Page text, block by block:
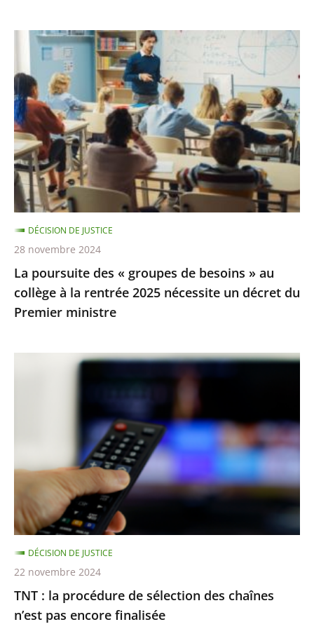
européenne
droits
de
l’homme
poursuite
des
«
groupes
de
besoins
»
au
collège
à
la
rentrée
2025
nécessite
décret
La poursuite des « groupes de besoins » au
collège à la rentrée 2025 nécessite un décret du
Premier ministre
DÉCISION DE JUSTICE
28 novembre 2024
des
chaînes
n’est
pas
encore
finalisée
TNT : la procédure de sélection des chaînes
n’est pas encore finalisée
DÉCISION DE JUSTICE
22 novembre 2024